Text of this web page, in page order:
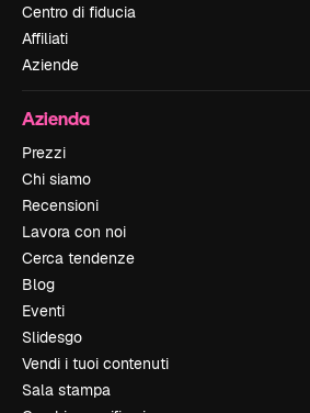
Centro di fiducia
Affiliati
Aziende
Azienda
Prezzi
Chi siamo
Recensioni
Lavora con noi
Cerca tendenze
Blog
Eventi
Slidesgo
Vendi i tuoi contenuti
Sala stampa